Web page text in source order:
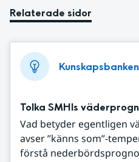
Relaterade sidor
Kunskapsbanken
Tolka SMHIs
Vad betyder egentligen
avser ”känns som”-
förstå